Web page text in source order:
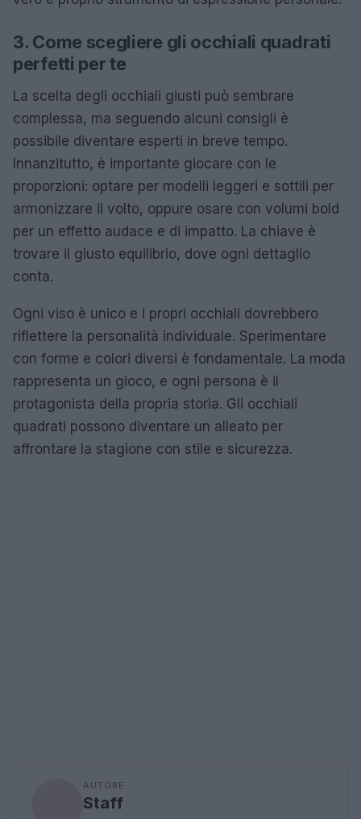
3. Come scegliere gli occhiali quadrati
perfetti per te
La scelta degli occhiali giusti può sembrare
complessa, ma seguendo alcuni consigli è
possibile diventare esperti in breve tempo.
Innanzitutto, è importante giocare con le
proporzioni: optare per modelli leggeri e sottili per
armonizzare il volto, oppure osare con volumi bold
per un effetto audace e di impatto. La chiave è
trovare il giusto equilibrio, dove ogni dettaglio
conta.
Ogni viso è unico e i propri occhiali dovrebbero
riflettere la personalità individuale. Sperimentare
con forme e colori diversi è fondamentale. La moda
rappresenta un gioco, e ogni persona è il
protagonista della propria storia. Gli occhiali
quadrati possono diventare un alleato per
affrontare la stagione con stile e sicurezza.
AUTORE
Staff